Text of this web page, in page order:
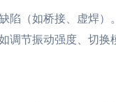
陷（如桥接、虚焊）
调节振动强度、切换